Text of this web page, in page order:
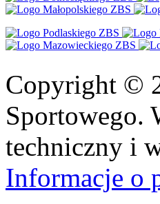
Copyright ©
Sportowego.
techniczny i
Informacje o